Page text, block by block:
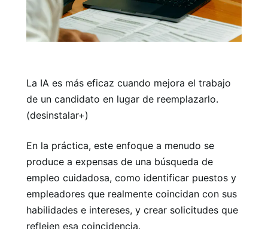
La IA es más eficaz cuando mejora el trabajo
de un candidato en lugar de reemplazarlo.
(desinstalar+)
En la práctica, este enfoque a menudo se
produce a expensas de una búsqueda de
empleo cuidadosa, como identificar puestos y
empleadores que realmente coincidan con sus
habilidades e intereses, y crear solicitudes que
reflejen esa coincidencia.